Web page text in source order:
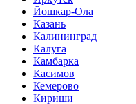
Йошкар-Ола
Казань
Калининград
Калуга
Камбарка
Касимов
Кемерово
Кириши